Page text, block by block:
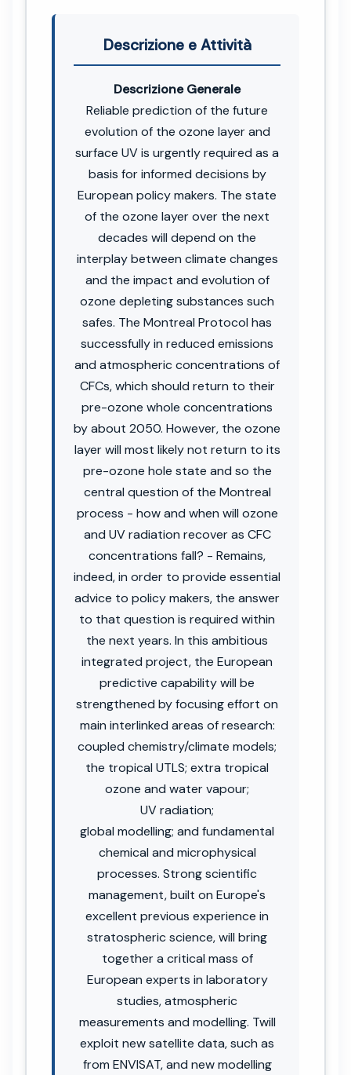
Descrizione e Attività
Descrizione Generale
Reliable prediction of the future
evolution of the ozone layer and
surface UV is urgently required as a
basis for informed decisions by
European policy makers. The state
of the ozone layer over the next
decades will depend on the
interplay between climate changes
and the impact and evolution of
ozone depleting substances such
safes. The Montreal Protocol has
successfully in reduced emissions
and atmospheric concentrations of
CFCs, which should return to their
pre-ozone whole concentrations
by about 2050. However, the ozone
layer will most likely not return to its
pre-ozone hole state and so the
central question of the Montreal
process - how and when will ozone
and UV radiation recover as CFC
concentrations fall? - Remains,
indeed, in order to provide essential
advice to policy makers, the answer
to that question is required within
the next years. In this ambitious
integrated project, the European
predictive capability will be
strengthened by focusing effort on
main interlinked areas of research:
coupled chemistry/climate models;
the tropical UTLS; extra tropical
ozone and water vapour;
UV radiation;
global modelling; and fundamental
chemical and microphysical
processes. Strong scientific
management, built on Europe's
excellent previous experience in
stratospheric science, will bring
together a critical mass of
European experts in laboratory
studies, atmospheric
measurements and modelling. Twill
exploit new satellite data, such as
from ENVISAT, and new modelling